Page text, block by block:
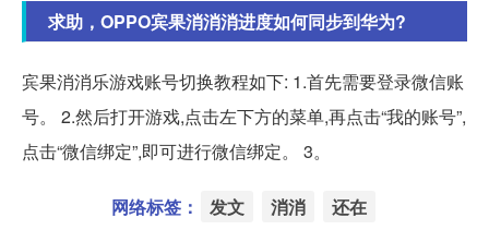
求助，OPPO宾果消消消进度如何同步到华为?
宾果消消乐游戏账号切换教程如下: 1.首先需要登录微信账
号。 2.然后打开游戏,点击左下方的菜单,再点击“我的账号”,
点击“微信绑定”,即可进行微信绑定。 3。
网络标签： 发文 消消 还在